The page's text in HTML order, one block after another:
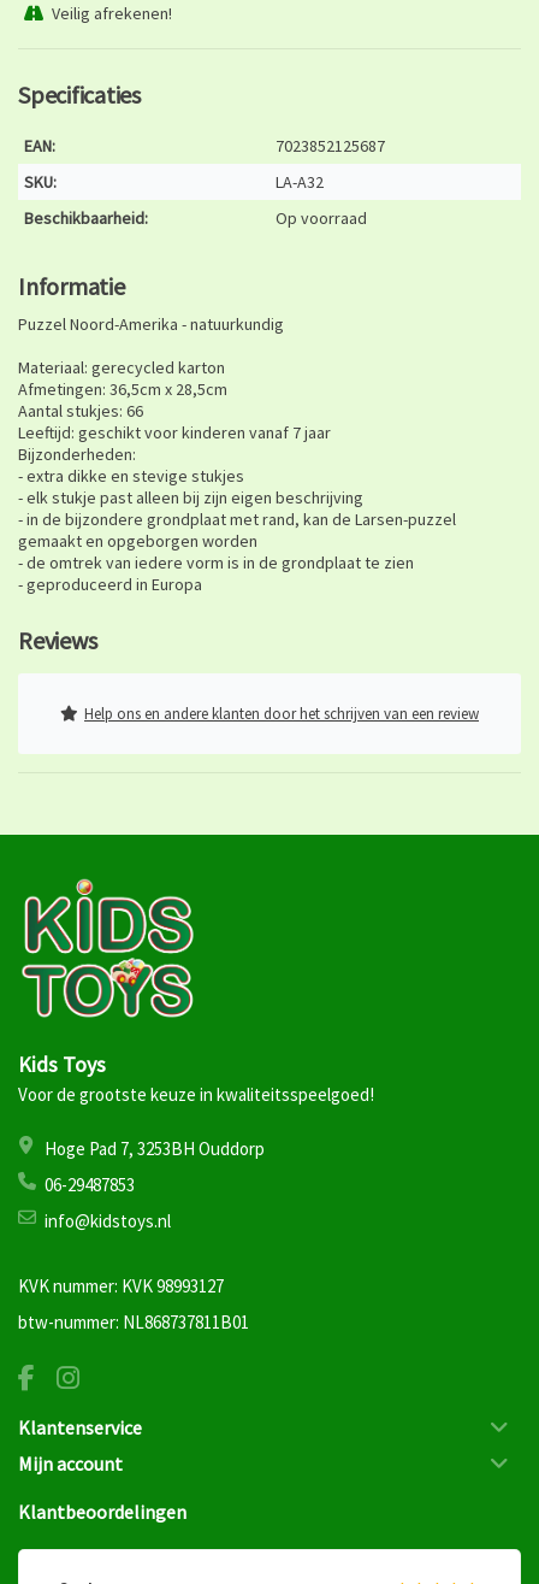
Veilig afrekenen!
Specificaties
EAN:
7023852125687
SKU:
LA-A32
Beschikbaarheid:
Op voorraad
Informatie
Puzzel Noord-Amerika - natuurkundig
Materiaal: gerecycled karton
Afmetingen: 36,5cm x 28,5cm
Aantal stukjes: 66
Leeftijd: geschikt voor kinderen vanaf 7 jaar
Bijzonderheden:
- extra dikke en stevige stukjes
- elk stukje past alleen bij zijn eigen beschrijving
- in de bijzondere grondplaat met rand, kan de Larsen-puzzel
gemaakt en opgeborgen worden
- de omtrek van iedere vorm is in de grondplaat te zien
- geproduceerd in Europa
Reviews
Help ons en andere klanten door het schrijven van een review
Kids Toys
Voor de grootste keuze in kwaliteitsspeelgoed!
Hoge Pad 7, 3253BH Ouddorp
06-29487853
info@kidstoys.nl
KVK nummer: KVK 98993127
btw-nummer: NL868737811B01
Klantenservice
Mijn account
Klantbeoordelingen